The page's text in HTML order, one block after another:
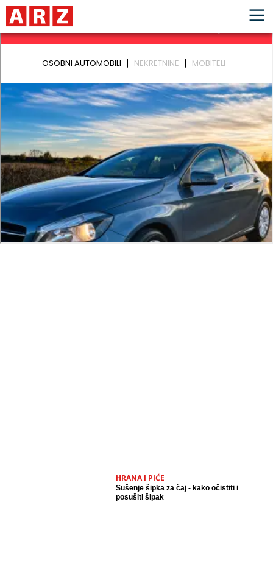
HRANA I PIĆE
Sušenje šipka za čaj - kako očistiti i
posušiti šipak